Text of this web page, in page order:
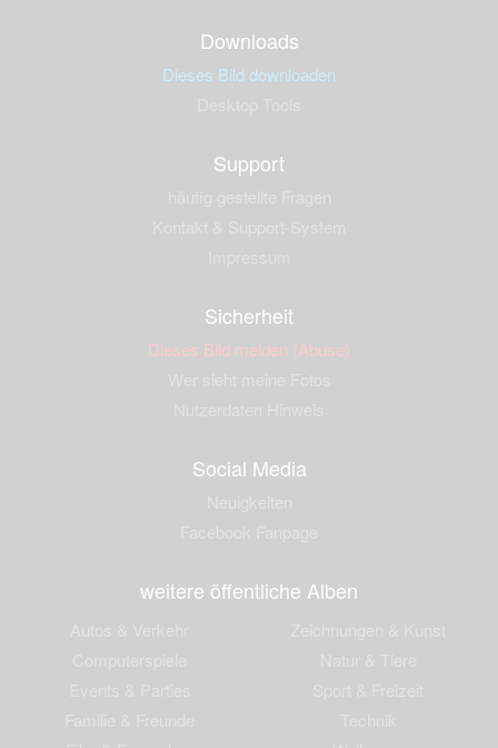
Downloads
Dieses Bild downloaden
Support
Sicherheit
Dieses Bild melden (Abuse)
Social Media
weitere öffentliche Alben